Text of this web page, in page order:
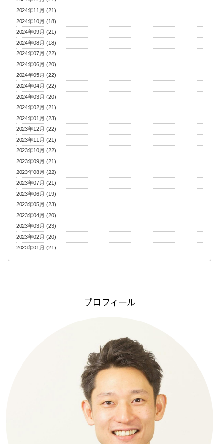
2024年11月 (21)
2024年10月 (18)
2024年09月 (21)
2024年08月 (18)
2024年07月 (22)
2024年06月 (20)
2024年05月 (22)
2024年04月 (22)
2024年03月 (20)
2024年02月 (21)
2024年01月 (23)
2023年12月 (22)
2023年11月 (21)
2023年10月 (22)
2023年09月 (21)
2023年08月 (22)
2023年07月 (21)
2023年06月 (19)
2023年05月 (23)
2023年04月 (20)
2023年03月 (23)
2023年02月 (20)
2023年01月 (21)
プロフィール